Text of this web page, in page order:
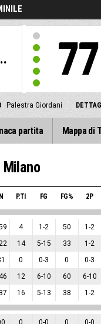
77
Palestra Giordani
partita Mappa di
Milano
P.TI FG FG% 2P
4 1-2 50 1-2
14 5-15 33 1-2
0 0-3 0 0-3
12 6-10 60 6-10
16 5-13 38 1-2
0 0-0 0 0-0